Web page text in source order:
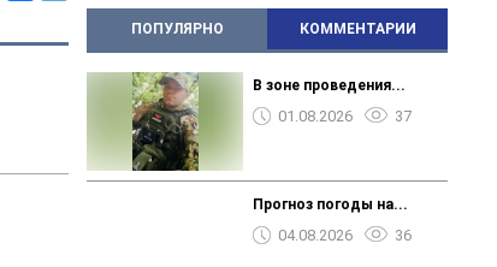
ПОПУЛЯРНО КОММЕНТАРИИ
В зоне проведения...
01.08.2026 37
Прогноз погоды на...
04.08.2026 36